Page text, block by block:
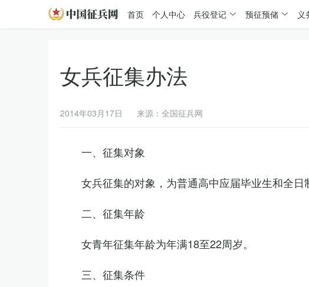
首页 个人中心 兵役登记 预征预储 义
女兵征集办法
2014年03月17日 来源：全国征兵网
一、征集对象
女兵征集的对象，为普通高中应届毕业生和全日
二、征集年龄
女青年征集年龄为年满18至22周岁。
三、征集条件